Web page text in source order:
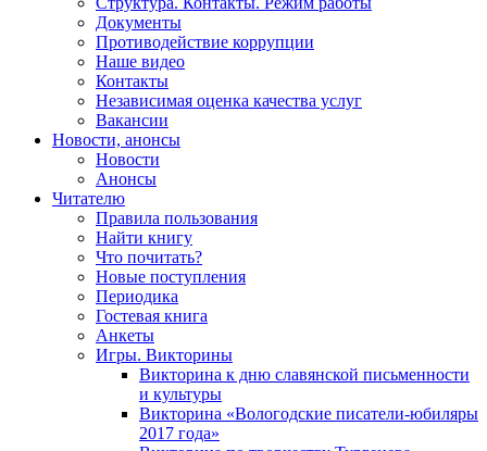
Документы
Противодействие коррупции
Наше видео
Контакты
Независимая оценка качества услуг
Вакансии
Новости, анонсы
Новости
Анонсы
Читателю
Правила пользования
Найти книгу
Что почитать?
Новые поступления
Периодика
Гостевая книга
Анкеты
Игры. Викторины
Викторина к дню славянской письменности
и культуры
Викторина «Вологодские писатели-юбиляры
2017 года»